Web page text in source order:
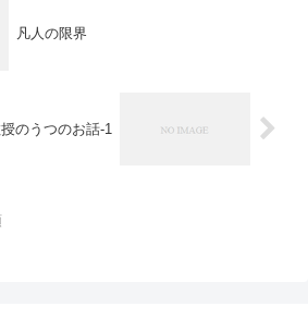
凡人の限界
のうつのお話-1